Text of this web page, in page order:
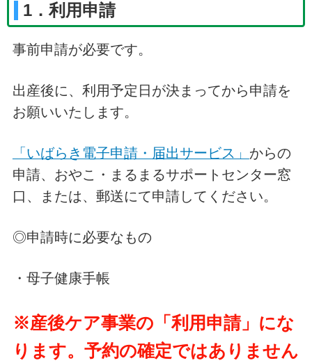
1．利用申請
事前申請が必要です。
出産後に、 利用予定日が決まってから申請を
お願いいたします。
「いばらき電子申請・届出サービス」 からの
申請、おやこ・まるまるサポートセンター窓
口、または、郵送にて申請してください。
◎申請時に必要なもの
・母子健康手帳
※産後ケア事業の「利用申請」にな
ります。予約の確定ではありません